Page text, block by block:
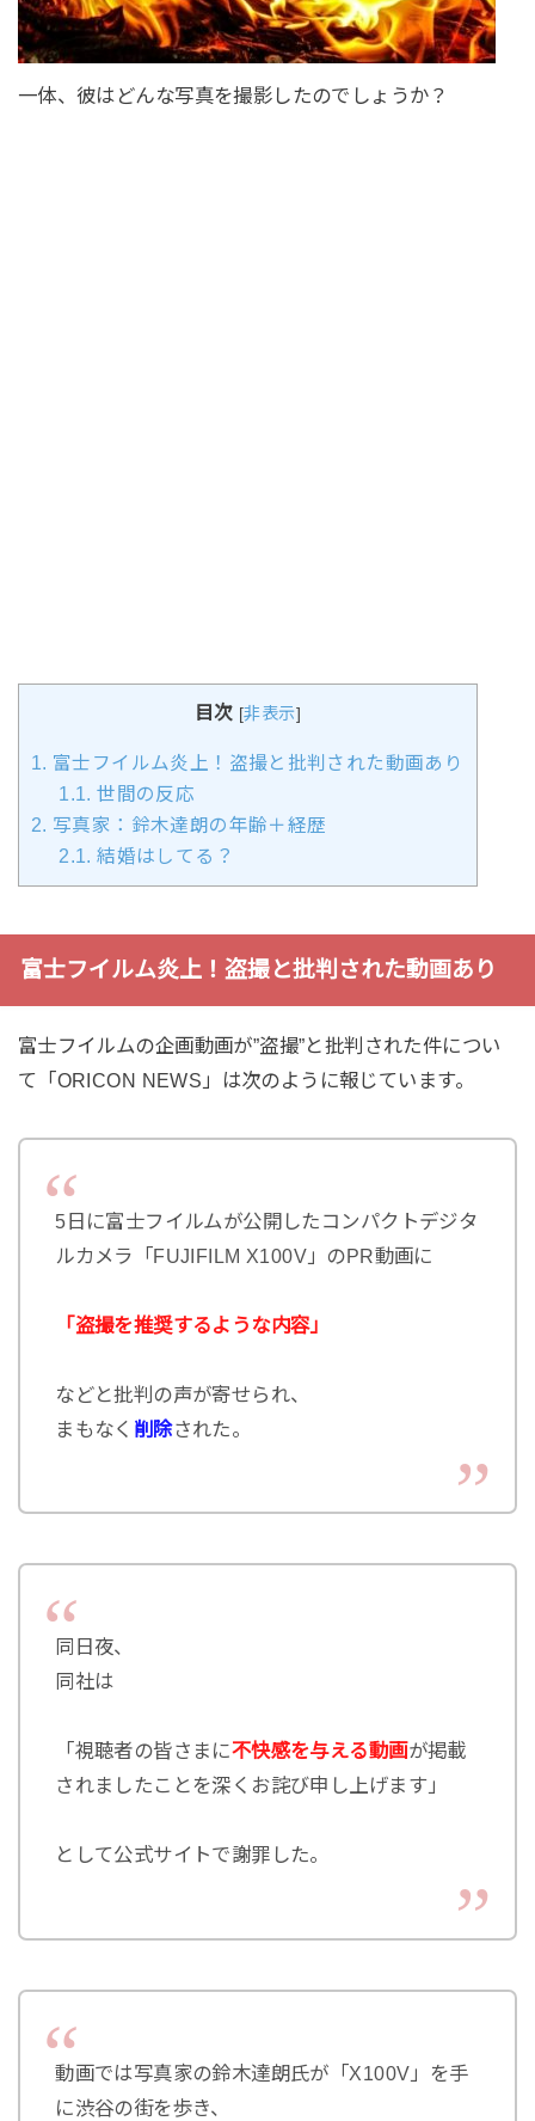
一体、彼はどんな写真を撮影したのでしょうか？
目次 [非表示]
1. 富士フイルム炎上！盗撮と批判された動画あり
1.1. 世間の反応
2. 写真家：鈴木達朗の年齢＋経歴
2.1. 結婚はしてる？
富士フイルム炎上！盗撮と批判された動画あり
富士フイルムの企画動画が”盗撮”と批判された件につい
て「ORICON NEWS」は次のように報じています。
5日に富士フイルムが公開したコンパクトデジタ
ルカメラ「FUJIFILM X100V」のPR動画に
「盗撮を推奨するような内容」
などと批判の声が寄せられ、
まもなく 削除された。
同日夜、
同社は
「視聴者の皆さまに不快感を与える動画が掲載
されましたことを深くお詫び申し上げます」
として公式サイトで謝罪した。
動画では写真家の鈴木達朗氏が「X100V」を手
に渋谷の街を歩き、